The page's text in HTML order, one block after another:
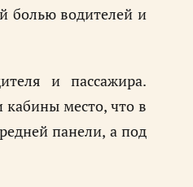
болью водителей и
и пассажира.
кабины место, что в
панели, а под